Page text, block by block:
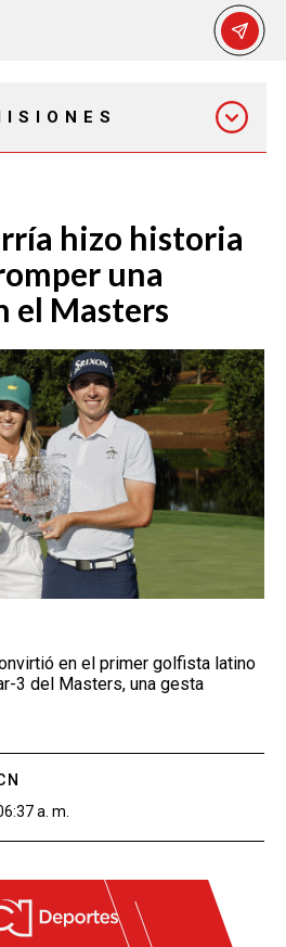
12:30 PM
EMISIÓN 7:00 PM
11:30 PM
hizo historia
una
el Masters
en el primer golfista latino
3 del Masters, una gesta
a. m.